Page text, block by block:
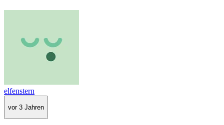
elfenstern
vor 3 Jahren